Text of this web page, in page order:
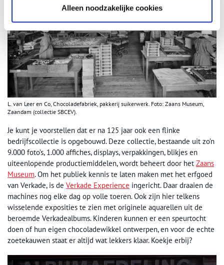
Alleen noodzakelijke cookies
L. van Leer en Co, Chocoladefabriek, pakkerij suikerwerk. Foto: Zaans Museum,
Zaandam (collectie SBCEV).
Je kunt je voorstellen dat er na 125 jaar ook een flinke
bedrijfscollectie is opgebouwd. Deze collectie, bestaande uit zo’n
9.000 foto’s, 1.000 affiches, displays, verpakkingen, blikjes en
uiteenlopende productiemiddelen, wordt beheert door het Zaans
Museum. Om het publiek kennis te laten maken met het erfgoed
van Verkade, is de Verkade Experience ingericht. Daar draaien de
machines nog elke dag op volle toeren. Ook zijn hier telkens
wisselende exposities te zien met originele aquarellen uit de
beroemde Verkadealbums. Kinderen kunnen er een speurtocht
doen of hun eigen chocoladewikkel ontwerpen, en voor de echte
zoetekauwen staat er altijd wat lekkers klaar. Koekje erbij?